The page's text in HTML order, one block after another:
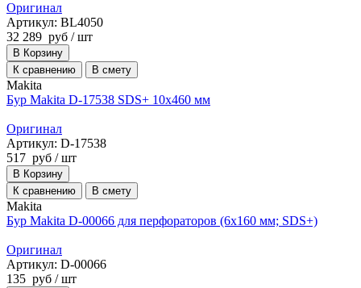
Оригинал
Артикул: BL4050
32 289 руб / шт
В Корзину
К сравнению
В смету
Makita
Бур Makita D-17538 SDS+ 10x460 мм
Оригинал
Артикул: D-17538
517 руб / шт
В Корзину
К сравнению
В смету
Makita
Бур Makita D-00066 для перфораторов (6х160 мм; SDS+)
Оригинал
Артикул: D-00066
135 руб / шт